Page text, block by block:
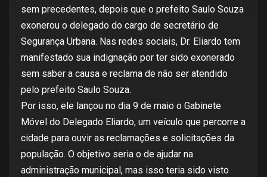
sem precedentes, depois que o prefeito Saulo Souza
exonerou o delegado do cargo de secretário de
Segurança Urbana. Nas redes sociais, Dr. Eliardo tem
manifestado sua indignação por ter sido exonerado
sem saber a causa e reclama de não ser atendido
pelo prefeito Saulo Souza.
Por isso, ele lançou no dia 9 de maio o Gabinete
Móvel do Delegado Eliardo, um veículo que percorre a
cidade para ouvir as reclamações e solicitações da
população. O objetivo seria o de ajudar na
administração municipal, mas isso teria sido visto